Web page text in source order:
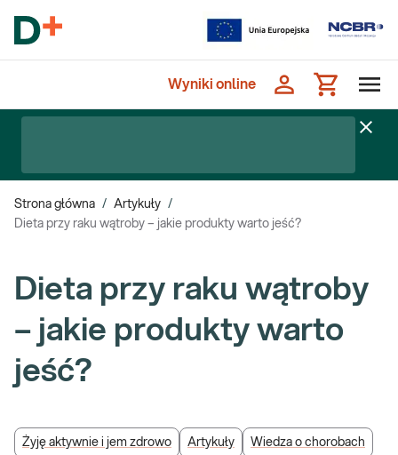
Wyniki online
Strona główna / Artykuły /
Dieta przy raku wątroby – jakie produkty warto jeść?
Dieta przy raku wątroby
– jakie produkty warto
jeść?
Żyję aktywnie i jem zdrowo Artykuły Wiedza o chorobach